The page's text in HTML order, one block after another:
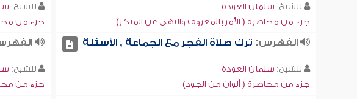
للشيخ: سلمان العودة
جزء من محاضرة ( الأمر بالمعروف والنهي عن المنكر)
للشيخ:
جزء من
الفهرس: ترك صلاة الفجر مع الجماعة , الأسئلة
للشيخ: سلمان العودة
جزء من محاضرة ( ألوان من الجود)
للشيخ:
جزء من